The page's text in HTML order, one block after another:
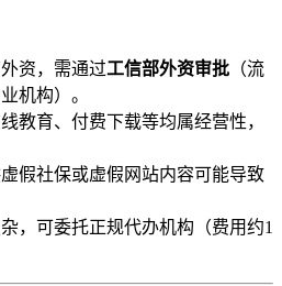
资，需通过工信部外资审批 （流
机构）。
教育、付费下载等均属经营性，
假社保或虚假网站内容可能导致
，可委托正规代办机构（费用约1